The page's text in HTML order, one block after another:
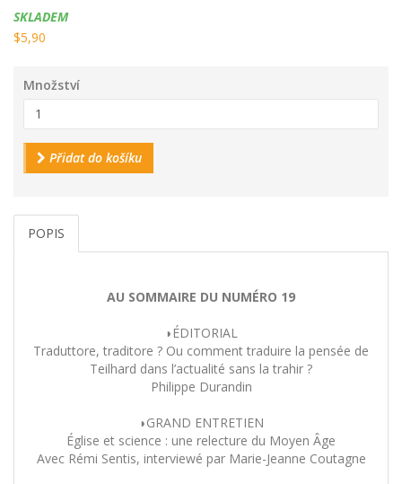
Dostupnost:
SKLADEM
$5,90
Množství
Přidat do košíku
POPIS
AU SOMMAIRE DU NUMÉRO 19
◗ÉDITORIAL
Traduttore, traditore ? Ou comment traduire la pensée de
Teilhard dans l’actualité sans la trahir ?
Philippe Durandin
◗GRAND ENTRETIEN
Église et science : une relecture du Moyen Âge
Avec Rémi Sentis, interviewé par Marie-Jeanne Coutagne